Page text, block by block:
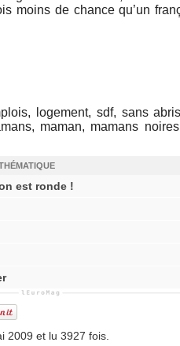
moins de chance qu’un
logement, sdf, sans
maman, mamans
est ronde !
2009 et lu 3927 fois.